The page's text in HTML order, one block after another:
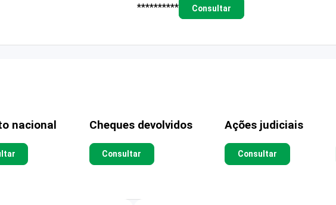
**********
Consultar
nacional Cheques devolvidos
Consultar
Ações judiciais
Consultar